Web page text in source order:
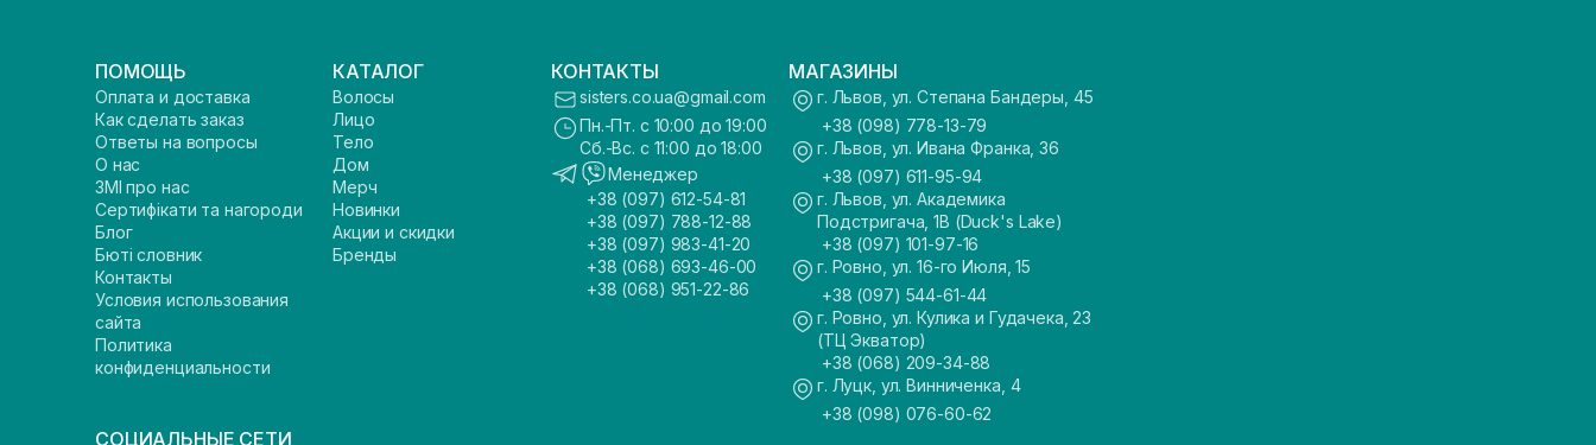
ПОМОЩЬ
Оплата и доставка
Как сделать заказ
Ответы на вопросы
О нас
ЗМІ про нас
Сертифікати та нагороди
Блог
Бюті словник
Контакты
Условия использования
сайта
Политика
конфиденциальности
КАТАЛОГ
Волосы
Лицо
Тело
Дом
Мерч
Новинки
Акции и скидки
Бренды
КОНТАКТЫ
sisters.co.ua@gmail.com
Пн.-Пт. с 10:00 до 19:00
Сб.-Вс. с 11:00 до 18:00
Менеджер
+38 (097) 612-54-81
+38 (097) 788-12-88
+38 (097) 983-41-20
+38 (068) 693-46-00
+38 (068) 951-22-86
МАГАЗИНЫ
г. Львов, ул. Степана Бандеры, 45
+38 (098) 778-13-79
г. Львов, ул. Ивана Франка, 36
+38 (097) 611-95-94
г. Львов, ул. Академика
Подстригача, 1В (Duck's Lake)
+38 (097) 101-97-16
г. Ровно, ул. 16-го Июля, 15
+38 (097) 544-61-44
г. Ровно, ул. Кулика и Гудачека, 23
(ТЦ Экватор)
+38 (068) 209-34-88
г. Луцк, ул. Винниченка, 4
+38 (098) 076-60-62
СОЦИАЛЬНЫЕ СЕТИ